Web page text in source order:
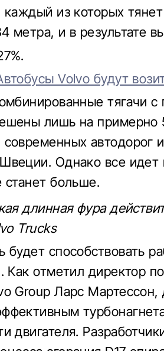
каждый из которых
метра, и в результате
Volvo будут
тягачи
лишь на примерно
автодорог
Однако все идет
станет больше.
длинная фура
Trucks
будет способствовать
Как отметил директор
Group Ларс Мартессон,
двигателя.